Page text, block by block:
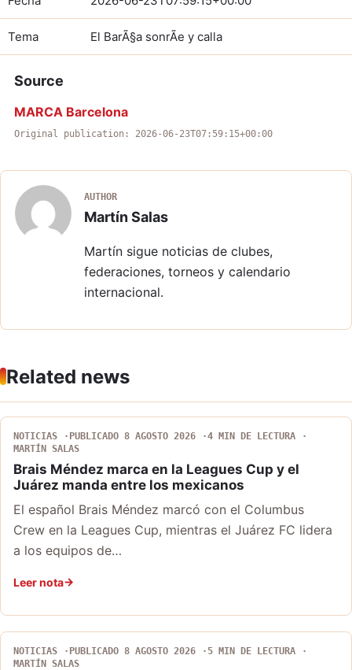
Tema El BarÃ§a sonrÃ­e y calla
Source
MARCA Barcelona
Original publication: 2026-06-23T07:59:15+00:00
AUTHOR
Martín Salas
Martín sigue noticias de clubes,
federaciones, torneos y calendario
internacional.
Related news
NOTICIAS PUBLICADO 8 AGOSTO 2026
4 MIN DE LECTURA
MARTÍN SALAS
Brais Méndez marca en la Leagues Cup y el
Juárez manda entre los mexicanos
El español Brais Méndez marcó con el Columbus
Crew en la Leagues Cup, mientras el Juárez FC lidera
a los equipos de…
Leer nota
NOTICIAS PUBLICADO 8 AGOSTO 2026
5 MIN DE LECTURA
MARTÍN SALAS